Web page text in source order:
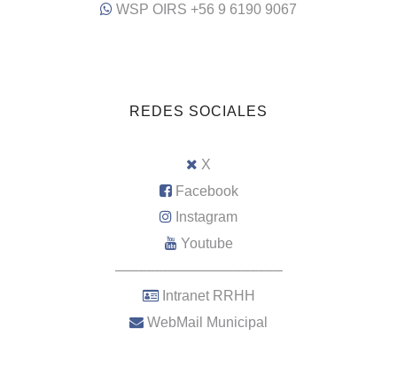
WSP OIRS +56 9 6190 9067
REDES SOCIALES
X
Facebook
Instagram
Youtube
–––––––––––––––––––––
Intranet RRHH
WebMail Municipal